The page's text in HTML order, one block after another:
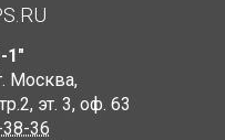
1"
Москва,
, эт. 3, оф. 63
36